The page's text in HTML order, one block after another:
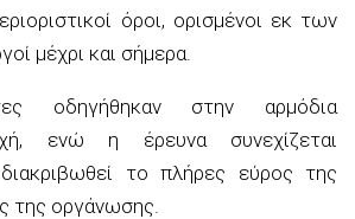
όροι, ορισμένοι εκ των
μέχρι και σήμερα
οδηγήθηκαν στην αρμόδια
, ενώ η έρευνα συνεχίζεται
το πλήρες εύρος της
της οργάνωσης